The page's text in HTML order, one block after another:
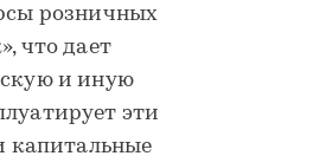
розничных
что дает
и иную
эти
капитальные